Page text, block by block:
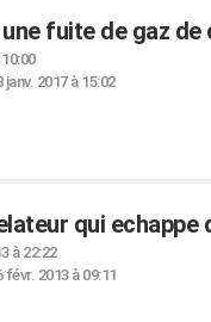
fuite de gaz de
janv. 2017 à 15:02
qui echappe
à 22:22
févr. 2013 à 09:11